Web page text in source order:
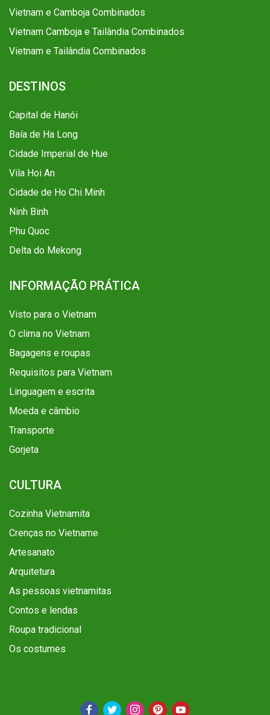
Vietnam e Camboja Combinados
Vietnam Camboja e Tailândia Combinados
Vietnam e Tailândia Combinados
DESTINOS
Capital de Hanói
Baía de Ha Long
Cidade Imperial de Hue
Vila Hoi An
Cidade de Ho Chi Minh
Ninh Binh
Phu Quoc
Delta do Mekong
INFORMAÇÃO PRÁTICA
Visto para o Vietnam
O clima no Vietnam
Bagagens e roupas
Requisitos para Vietnam
Linguagem e escrita
Moeda e câmbio
Transporte
Gorjeta
CULTURA
Cozinha Vietnamita
Crenças no Vietname
Artesanato
Arquitetura
As pessoas vietnamitas
Contos e lendas
Roupa tradicional
Os costumes